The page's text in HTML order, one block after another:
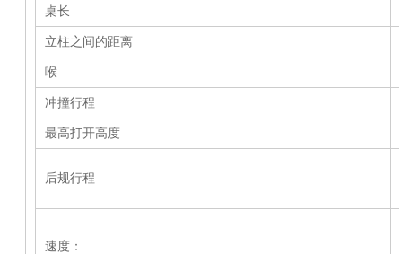
桌长
立柱之间的距离
喉
冲撞行程
最高打开高度
后规行程
速度：